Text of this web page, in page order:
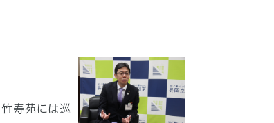
寿苑には巡